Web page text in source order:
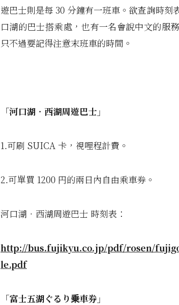
遊巴士則是每 30 分鐘有一班車。欲查詢時刻
口湖的巴士搭乘處，也有一名會說中文的服
只不過要記得注意末班車的時間。
「河口湖‧西湖周遊巴士」
1.可刷 SUICA 卡，視哩程計費。
2.可單買 1200 円的兩日內自由乘車券。
河口湖‧西湖周遊巴士 時刻表：
http://bus.fujikyu.co.jp/pdf/rosen/
le.pdf
「富士五湖ぐるり乗車券」